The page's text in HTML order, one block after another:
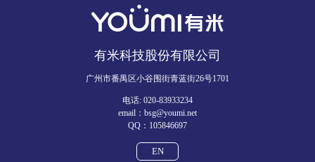
有米科技股份有限公司
广州市番禺区小谷围街青蓝街26号1701
电话: 020-83933234
email：bsg@youmi.net
QQ：105846697
EN